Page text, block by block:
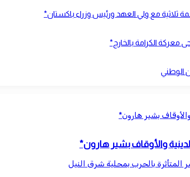
ثلاثية مع ولي العهد ورئيس وزراء باكستان*
معركة الكرامة بالخارج*
الوطني
بشير هارون*
والأوقاف بشير هارون*